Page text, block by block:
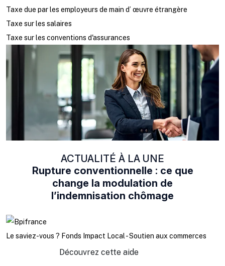
Taxe due par les employeurs de main d’ œuvre étrangère
Taxe sur les salaires
Taxe sur les conventions d'assurances
ACTUALITÉ À LA UNE
Rupture conventionnelle : ce que
change la modulation de
l’indemnisation chômage
Le saviez-vous ? Fonds Impact Local - Soutien aux commerces
Découvrez cette aide